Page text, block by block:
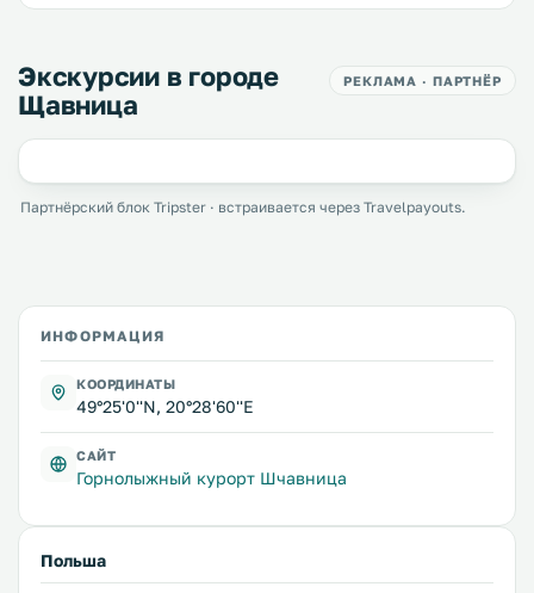
Экскурсии в городе
Щавница
РЕКЛАМА · ПАРТНЁР
Партнёрский блок Tripster · встраивается через Travelpayouts.
ИНФОРМАЦИЯ
КООРДИНАТЫ
49°25'0''N, 20°28'60''E
САЙТ
Горнолыжный курорт Шчавница
Польша